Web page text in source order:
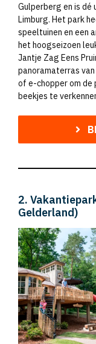
Gulperberg en is dé
Limburg. Het park
speeltuinen en een
het hoogseizoen
Jantje Zag Eens
panoramaterras
of e-chopper om de
beekjes te
2.
Gelderland)